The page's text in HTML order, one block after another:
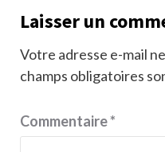
Laisser un
Votre adresse e-mail
champs obligatoires
Commentaire*